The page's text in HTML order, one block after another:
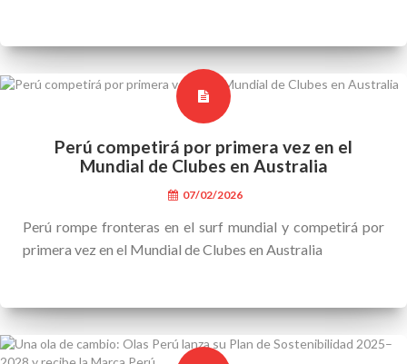
Perú competirá por primera vez en el
Mundial de Clubes en Australia
07/02/2026
Perú rompe fronteras en el surf mundial y competirá por
primera vez en el Mundial de Clubes en Australia